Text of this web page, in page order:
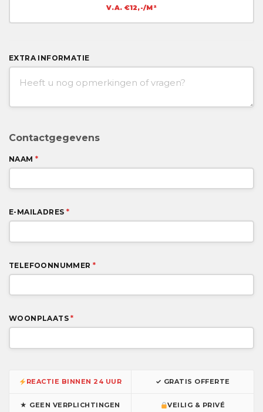
V.A. €12,-/M²
EXTRA INFORMATIE
Contactgegevens
NAAM *
E-MAILADRES *
TELEFOONNUMMER *
WOONPLAATS*
REACTIE BINNEN 24 UUR ✓ GRATIS OFFERTE
★ GEEN VERPLICHTINGEN VEILIG & PRIVÉ